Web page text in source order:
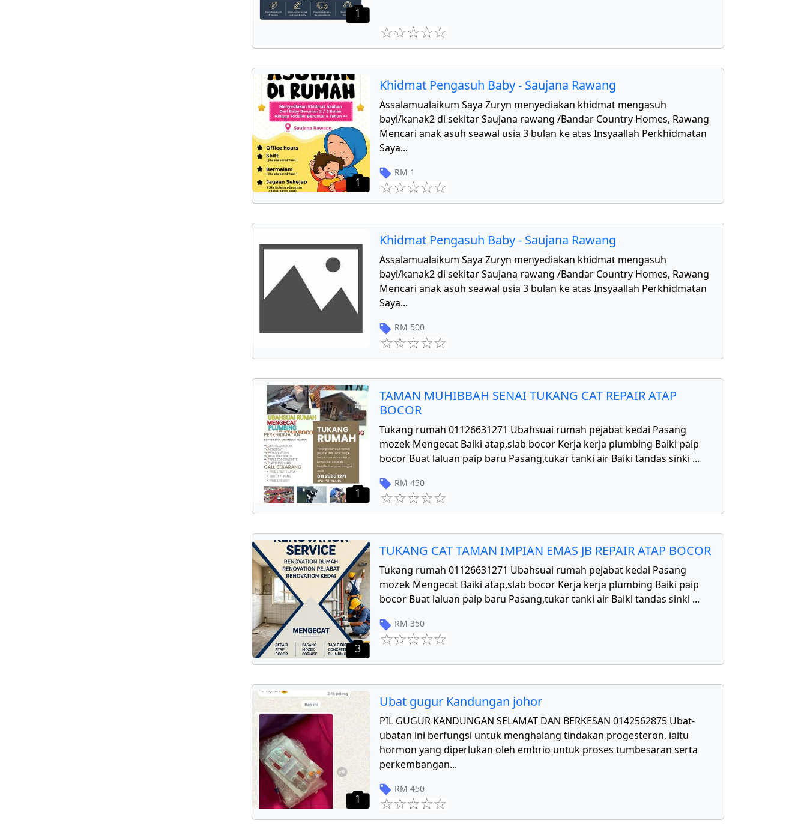
1
1
Khidmat Pengasuh Baby - Saujana Rawang
Assalamualaikum Saya Zuryn menyediakan khidmat mengasuh
bayi/kanak2 di sekitar Saujana rawang /Bandar Country Homes, Rawang
Mencari anak asuh seawal usia 3 bulan ke atas Insyaallah Perkhidmatan
Saya...
RM 1
Khidmat Pengasuh Baby - Saujana Rawang
Assalamualaikum Saya Zuryn menyediakan khidmat mengasuh
bayi/kanak2 di sekitar Saujana rawang /Bandar Country Homes, Rawang
Mencari anak asuh seawal usia 3 bulan ke atas Insyaallah Perkhidmatan
Saya...
RM 500
1
TAMAN MUHIBBAH SENAI TUKANG CAT REPAIR ATAP
BOCOR
Tukang rumah 01126631271 Ubahsuai rumah pejabat kedai Pasang
mozek Mengecat Baiki atap,slab bocor Kerja kerja plumbing Baiki paip
bocor Buat laluan paip baru Pasang,tukar tanki air Baiki tandas sinki ...
RM 450
3
TUKANG CAT TAMAN IMPIAN EMAS JB REPAIR ATAP BOCOR
Tukang rumah 01126631271 Ubahsuai rumah pejabat kedai Pasang
mozek Mengecat Baiki atap,slab bocor Kerja kerja plumbing Baiki paip
bocor Buat laluan paip baru Pasang,tukar tanki air Baiki tandas sinki ...
RM 350
1
Ubat gugur Kandungan johor
PIL GUGUR KANDUNGAN SELAMAT DAN BERKESAN 0142562875 Ubat-
ubatan ini berfungsi untuk menghalang tindakan progesteron, iaitu
hormon yang diperlukan oleh embrio untuk proses tumbesaran serta
perkembangan...
RM 450